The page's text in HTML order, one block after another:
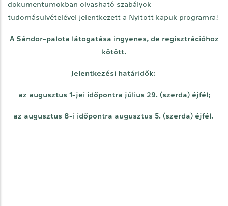
dokumentumokban olvasható szabályok
tudomásulvételével jelentkezett a Nyitott kapuk programra!
A Sándor-palota látogatása ingyenes, de regisztrációhoz
kötött.
Jelentkezési határidők:
az augusztus 1-jei időpontra július 29. (szerda) éjfél;
az augusztus 8-i időpontra augusztus 5. (szerda) éjfél.